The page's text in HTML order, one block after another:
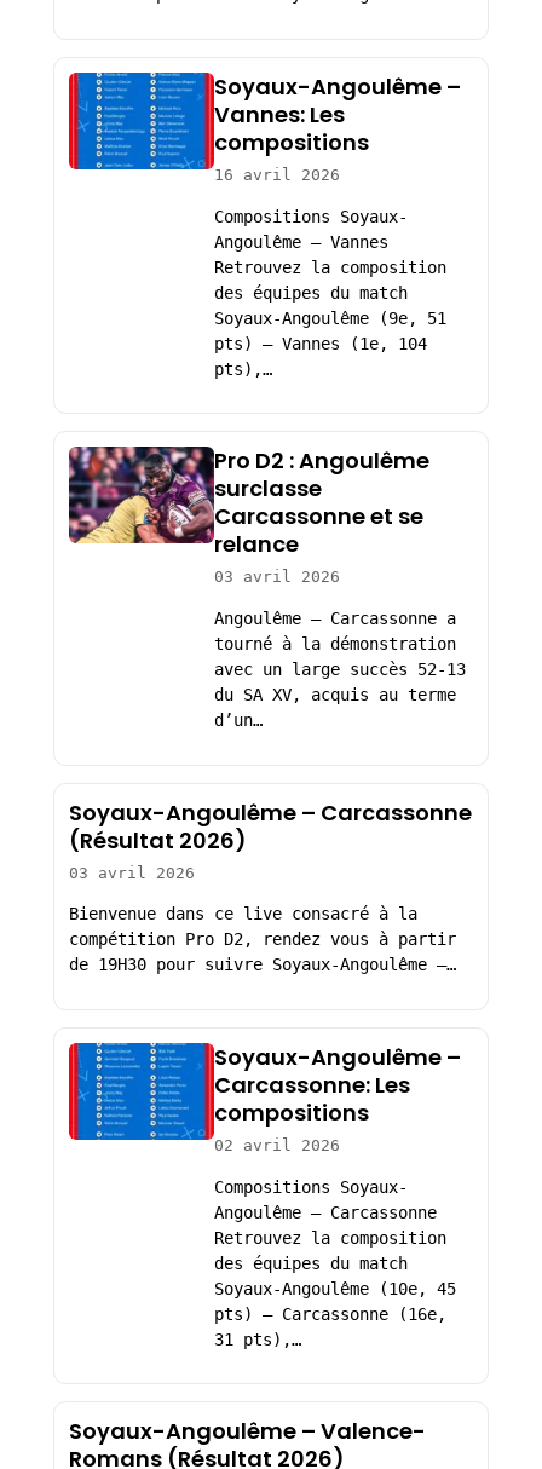
Soyaux-Angoulême –
Vannes: Les
compositions
16 avril 2026
Compositions Soyaux-
Angoulême – Vannes
Retrouvez la composition
des équipes du match
Soyaux-Angoulême (9e, 51
pts) – Vannes (1e, 104
pts),…
Pro D2 : Angoulême
surclasse
Carcassonne et se
relance
03 avril 2026
Angoulême – Carcassonne a
tourné à la démonstration
avec un large succès 52-13
du SA XV, acquis au terme
d’un…
Soyaux-Angoulême – Carcassonne
(Résultat 2026)
03 avril 2026
Bienvenue dans ce live consacré à la
compétition Pro D2, rendez vous à partir
de 19H30 pour suivre Soyaux-Angoulême –…
Soyaux-Angoulême –
Carcassonne: Les
compositions
02 avril 2026
Compositions Soyaux-
Angoulême – Carcassonne
Retrouvez la composition
des équipes du match
Soyaux-Angoulême (10e, 45
pts) – Carcassonne (16e,
31 pts),…
Soyaux-Angoulême – Valence-
Romans (Résultat 2026)